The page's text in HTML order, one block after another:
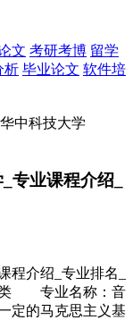
文 考研考博 留学
析 毕业论文 软件培
华中科技大学
专业课程介绍_
程介绍_专业排名_
专业名称：音
的马克思主义基